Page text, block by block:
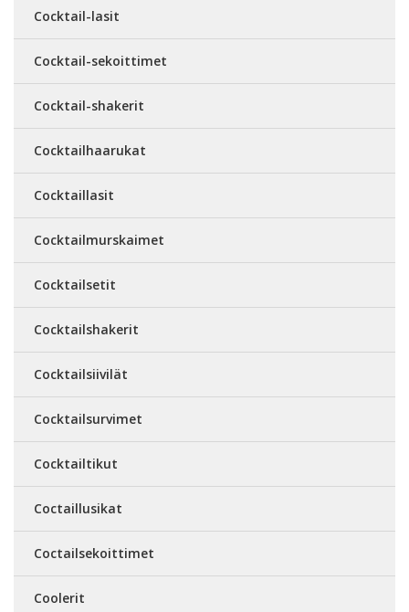
Cocktail-lasit
Cocktail-sekoittimet
Cocktail-shakerit
Cocktailhaarukat
Cocktaillasit
Cocktailmurskaimet
Cocktailsetit
Cocktailshakerit
Cocktailsiivilät
Cocktailsurvimet
Cocktailtikut
Coctaillusikat
Coctailsekoittimet
Coolerit